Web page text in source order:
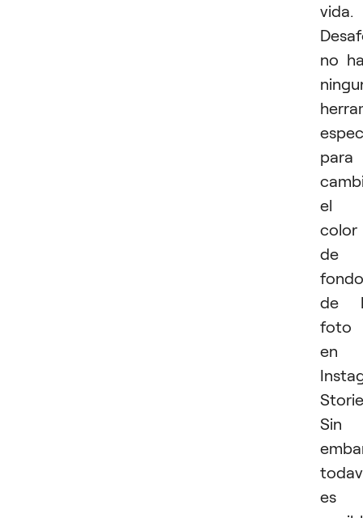
vida.
no
para
el
color
de
fondo
de
foto
en
Sin
es